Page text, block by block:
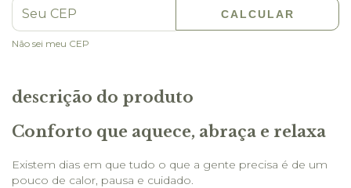
CALCULAR
Não sei meu CEP
descrição do produto
Conforto que aquece, abraça e relaxa
Existem dias em que tudo o que a gente precisa é de um
pouco de calor, pausa e cuidado.